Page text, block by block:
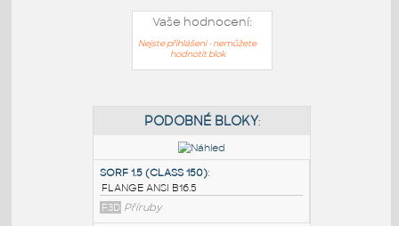
Vaše hodnocení:
Nejste přihlášeni - nemůžete
hodnotit blok